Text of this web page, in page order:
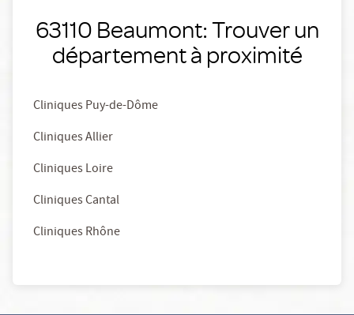
63110 Beaumont: Trouver un
département à proximité
Cliniques Puy-de-Dôme
Cliniques Allier
Cliniques Loire
Cliniques Cantal
Cliniques Rhône